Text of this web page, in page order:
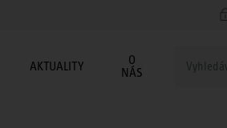
AKTUALITY
O
NÁS